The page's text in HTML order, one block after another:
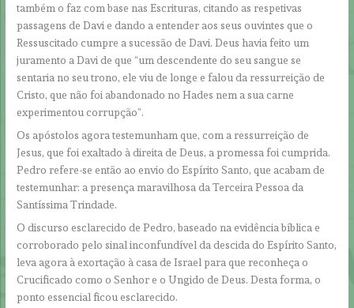
também o faz com base nas Escrituras, citando as respetivas
passagens de Davi e dando a entender aos seus ouvintes que o
Ressuscitado cumpre a sucessão de Davi. Deus havia feito um
juramento a Davi de que “um descendente do seu sangue se
sentaria no seu trono, ele viu de longe e falou da ressurreição de
Cristo, que não foi abandonado no Hades nem a sua carne
experimentou corrupção”.
Os apóstolos agora testemunham que, com a ressurreição de
Jesus, que foi exaltado à direita de Deus, a promessa foi cumprida.
Pedro refere-se então ao envio do Espírito Santo, que acabam de
testemunhar: a presença maravilhosa da Terceira Pessoa da
Santíssima Trindade.
O discurso esclarecido de Pedro, baseado na evidência bíblica e
corroborado pelo sinal inconfundível da descida do Espírito Santo,
leva agora à exortação à casa de Israel para que reconheça o
Crucificado como o Senhor e o Ungido de Deus. Desta forma, o
ponto essencial ficou esclarecido.